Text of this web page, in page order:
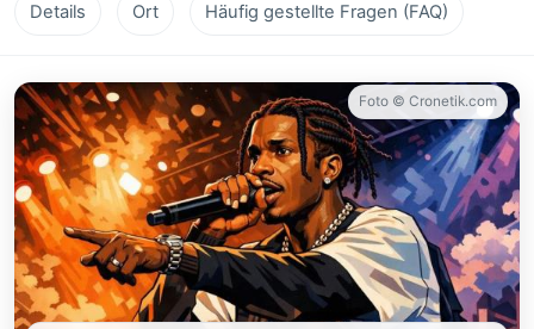
Details Ort Häufig gestellte Fragen (FAQ)
Foto © Cronetik.com